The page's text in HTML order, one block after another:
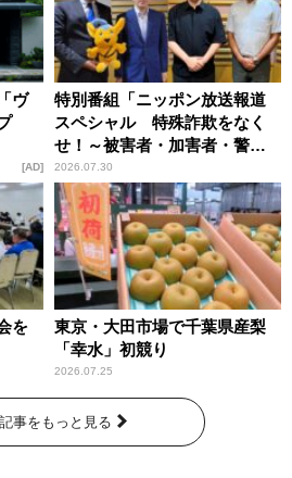
ヴ
AD
特別番組「ニッポン放送報道
スペシャル 特殊詐欺をなく
せ！～被害者・加害者・警視
庁が語るトクリュウの実態
～」放送
2026.07.30
を
東京・大田市場で千葉県産梨
「幸水」初競り
2026.07.25
事をもっと見る